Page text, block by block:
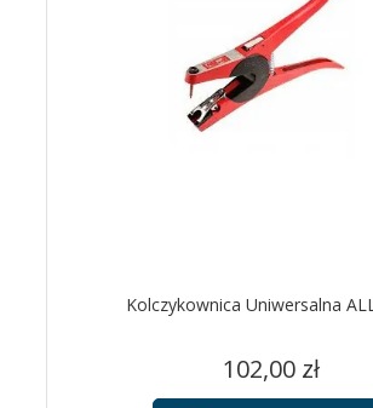
Kolczykownica Uniwersalna
Cena
102,00 zł